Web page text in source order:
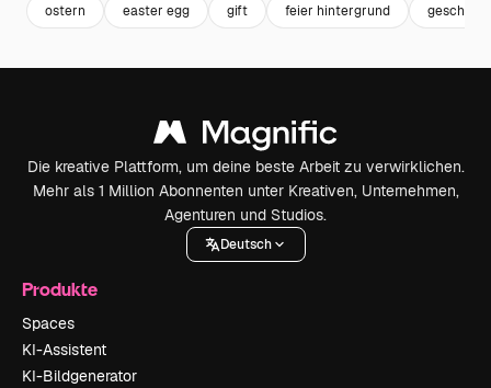
ostern easter egg gift feier hintergrund geschenk
Die kreative Plattform, um deine beste Arbeit zu verwirklichen.
Mehr als 1 Million Abonnenten unter Kreativen, Unternehmen,
Agenturen und Studios.
Deutsch
Produkte
Spaces
KI-Assistent
KI-Bildgenerator